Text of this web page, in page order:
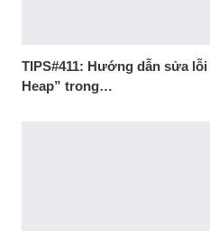
TIPS#411: Hướng dẫn sửa
Heap” trong…